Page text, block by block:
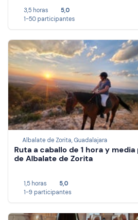
3,5 horas
5,0
1-50 participantes
Albalate de Zorita, Guadalajara
Ruta a caballo de 1 hora y
de Albalate de Zorita
1,5 horas
5,0
1-9 participantes